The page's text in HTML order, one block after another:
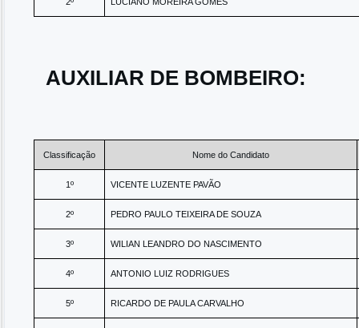
AUXILIAR DE BOMBEIRO:
Classificação Nome do Candidato
1º VICENTE LUZENTE PAVÃO
2º PEDRO PAULO TEIXEIRA DE SOUZA
3º WILIAN LEANDRO DO NASCIMENTO
4º ANTONIO LUIZ RODRIGUES
5º RICARDO DE PAULA CARVALHO